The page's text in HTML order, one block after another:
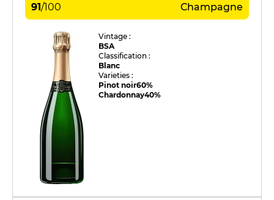
91/100 Champagne
Vintage :
BSA
Classification :
Blanc
Varieties :
Pinot noir60%
Chardonnay40%